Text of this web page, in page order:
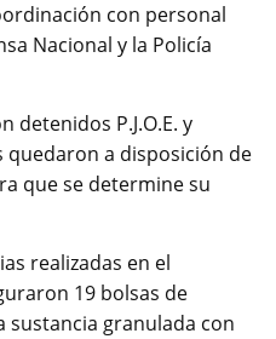
con personal
Nacional y la Policía
detenidos P.J.O.E. y
quedaron a disposición de
que se determine su
realizadas en el
19 bolsas de
sustancia granulada con